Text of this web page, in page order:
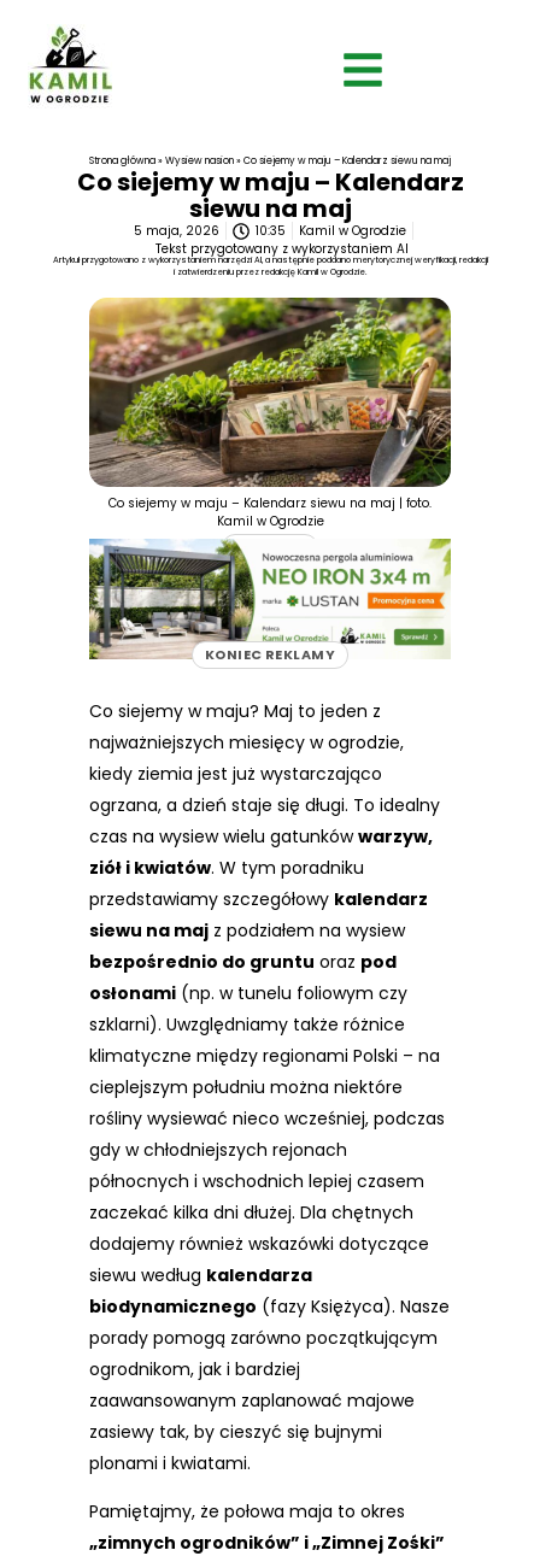
Strona główna»Wysiew nasion»Co siejemy w maju – Kalendarz siewu na maj
Co siejemy w maju – Kalendarz
siewu na maj
5 maja, 2026 10:35
Kamil w Ogrodzie
Tekst przygotowany z wykorzystaniem AI
Artykuł przygotowano z wykorzystaniem narzędzi AI, a następnie poddano merytorycznej weryfikacji, redakcji
i zatwierdzeniu przez redakcję Kamil w Ogrodzie.
Co siejemy w maju – Kalendarz siewu na maj | foto.
Kamil w Ogrodzie
REKLAMA
KONIEC REKLAMY
Co siejemy w maju? Maj to jeden z
najważniejszych miesięcy w ogrodzie,
kiedy ziemia jest już wystarczająco
ogrzana, a dzień staje się długi. To idealny
czas na wysiew wielu gatunkówwarzyw,
ziół i kwiatów. W tym poradniku
przedstawiamy szczegółowy kalendarz
siewu na maj z podziałem na wysiew
bezpośrednio do gruntu oraz pod
osłonami (np. w tunelu foliowym czy
szklarni). Uwzględniamy także różnice
klimatyczne między regionami Polski – na
cieplejszym południu można niektóre
rośliny wysiewać nieco wcześniej, podczas
gdy w chłodniejszych rejonach
północnych i wschodnich lepiej czasem
zaczekać kilka dni dłużej. Dla chętnych
dodajemy również wskazówki dotyczące
siewu według kalendarza
biodynamicznego (fazy Księżyca). Nasze
porady pomogą zarówno początkującym
ogrodnikom, jak i bardziej
zaawansowanym zaplanować majowe
zasiewy tak, by cieszyć się bujnymi
plonami i kwiatami.
Pamiętajmy, że połowa maja to okres
„zimnych ogrodników” i „Zimnej Zośki”